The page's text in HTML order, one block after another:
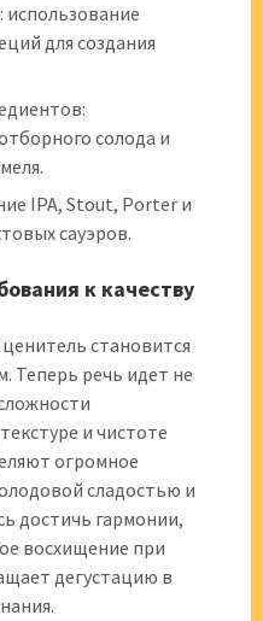
для создания
солода и
IPA, Stout, Porter и
сауэров.
к качеству
становится
Теперь речь идет не
и чистоте
огромное
сладостью и
достичь гармонии,
восхищение при
дегустацию в